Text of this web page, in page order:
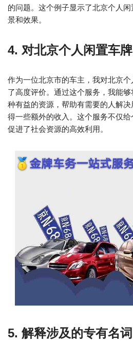
的问题。这个例子显示了北京个人
景和效果。
4. 对北京个人闲置车
作为一位北京市的车主，我对北京
了高度评价。通过这个服务，我能
种有益的资源，帮助有需要的人解
得一些额外的收入。这个服务不仅
促进了社会资源的高效利用。
5. 解释涉及的专有名词